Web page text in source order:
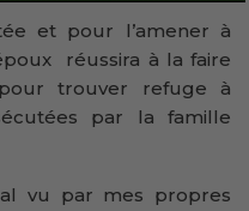
et pour l’amener à
réussira à la faire
trouver refuge à
par la famille
vu par mes propres